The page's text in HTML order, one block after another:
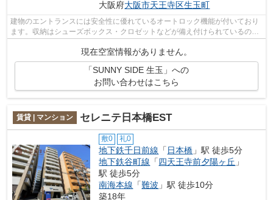
大阪府大阪市天王寺区生玉町
建物のエントランスには安全性に優れているオートロック機能が付いており
ます。収納はシューズボックス・クロゼットなどが備え付けられているの
現在空室情報がありません。
「SUNNY SIDE 生玉」への
お問い合わせはこちら
賃貸 | マンション セレニテ日本橋EST
敷0 礼0
地下鉄千日前線 「 日本橋 」駅 徒歩5分
地下鉄谷町線 「四天王寺前夕陽ヶ丘 」
駅 徒歩5分
南海本線 「難波 」駅 徒歩10分
築18年